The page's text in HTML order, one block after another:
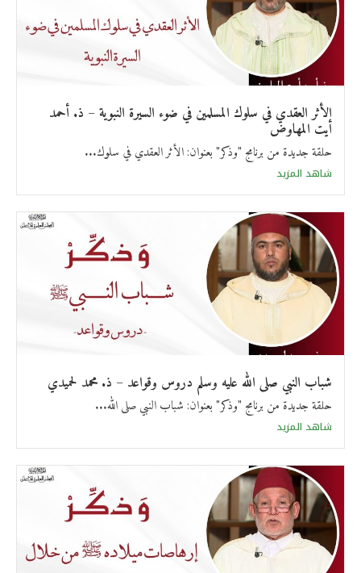
الأثر العقدي في سلوك المسلمين في ضوء السيرة النبوية – ذ. أحمد
أيت المهاوض
حلقة جديدة من برنامج "وذكر" بعنوان: الأثر العقدي في سلوك...
شاهد المزيد
شباب النبي صلى الله عليه وسلم دروس وقواعد – ذ. محمد لحميدي
حلقة جديدة من برنامج "وذكر" بعنوان: شباب النبي صلى الله...
شاهد المزيد